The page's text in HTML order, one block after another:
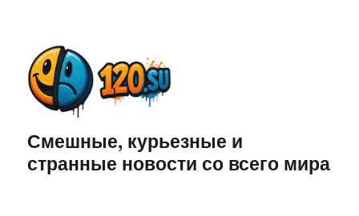
Смешные, курьезные и
странные новости со всего мира